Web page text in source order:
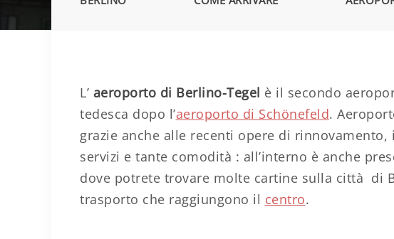
L’ aeroporto di Berlino-Tegel è il secondo
tedesca dopo l’aeroporto di Schönefeld.
grazie anche alle recenti opere di
servizi e tante comodità : all’interno è anche
dove potrete trovare molte cartine sulla città di
trasporto che raggiungono il centro.